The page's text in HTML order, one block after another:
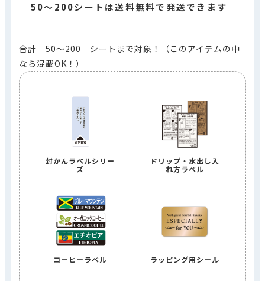
50～200シートは送料無料で発送できます
合計 50～200 シートまで対象！（このアイテムの中
なら混載OK！）
封かんラベルシリー
ズ
ドリップ・水出し入
れ方ラベル
コーヒーラベル ラッピング用シール